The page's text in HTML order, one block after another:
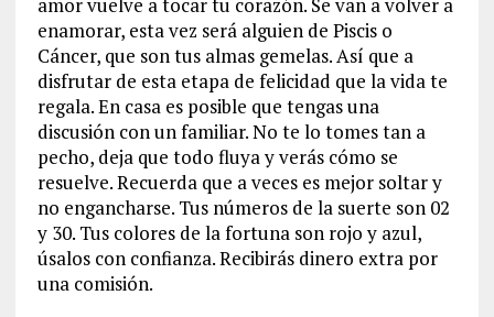
enamorar, esta vez será alguien de Piscis o
Cáncer, que son tus almas gemelas. Así que a
disfrutar de esta etapa de felicidad que la vida te
regala. En casa es posible que tengas una
discusión con un familiar. No te lo tomes tan a
pecho, deja que todo fluya y verás cómo se
resuelve. Recuerda que a veces es mejor soltar y
no engancharse. Tus números de la suerte son 02
y 30. Tus colores de la fortuna son rojo y azul,
úsalos con confianza. Recibirás dinero extra por
una comisión.